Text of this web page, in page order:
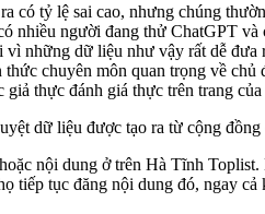
tỷ lệ sai cao, nhưng chúng
người đang thử ChatGPT
những dữ liệu như vậy rất dễ
chuyên môn quan trọng về
thực đánh giá thực trên trang
dữ liệu được tạo ra từ cộng
nội dung ở trên Hà Tĩnh
tục đăng nội dung đó, ngay